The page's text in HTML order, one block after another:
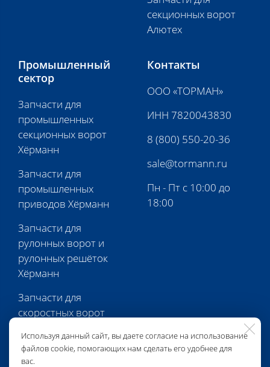
Используя данный сайт, вы даете согласие на использование
файлов cookie, помогающих нам сделать его удобнее для
вас.
секционных ворот
Алютех
Промышленный
сектор
Запчасти для
промышленных
секционных ворот
Хёрманн
Запчасти для
промышленных
приводов Хёрманн
Запчасти для
рулонных ворот и
рулонных решёток
Хёрманн
Запчасти для
скоростных ворот
Запчасти для
Контакты
ООО «ТОРМАН»
ИНН 7820043830
8 (800) 550-20-36
sale@tormann.ru
Пн - Пт с 10:00 до
18:00